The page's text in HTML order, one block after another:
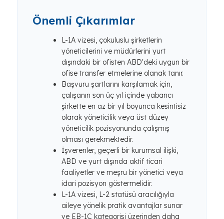
Önemli Çıkarımlar
L-1A vizesi, çokuluslu şirketlerin
yöneticilerini ve müdürlerini yurt
dışındaki bir ofisten ABD'deki uygun bir
ofise transfer etmelerine olanak tanır.
Başvuru şartlarını karşılamak için,
çalışanın son üç yıl içinde yabancı
şirkette en az bir yıl boyunca kesintisiz
olarak yöneticilik veya üst düzey
yöneticilik pozisyonunda çalışmış
olması gerekmektedir.
İşverenler, geçerli bir kurumsal ilişki,
ABD ve yurt dışında aktif ticari
faaliyetler ve meşru bir yönetici veya
idari pozisyon göstermelidir.
L-1A vizesi, L-2 statüsü aracılığıyla
aileye yönelik pratik avantajlar sunar
ve EB-1C kategorisi üzerinden daha